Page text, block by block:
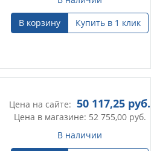
В корзину
Купить в 1 клик
Цена на сайте: 50 117,25 руб.
Цена в магазине: 52 755,00руб.
В наличии